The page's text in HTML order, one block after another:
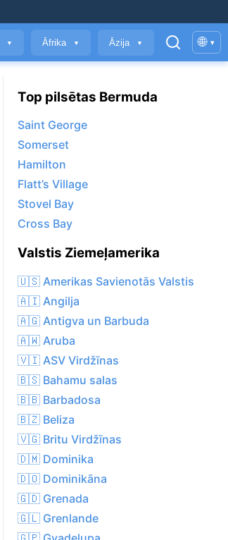
▼ Āfrika ▼ Āzija ▼ 🌐 ▾
Top pilsētas Bermuda
Saint George
Somerset
Hamilton
Flatt’s Village
Stovel Bay
Cross Bay
Valstis Ziemeļamerika
🇺🇸 Amerikas Savienotās Valstis
🇦🇮 Angilja
🇦🇬 Antigva un Barbuda
🇦🇼 Aruba
🇻🇮 ASV Virdžīnas
🇧🇸 Bahamu salas
🇧🇧 Barbadosa
🇧🇿 Beliza
🇻🇬 Britu Virdžīnas
🇩🇲 Dominika
🇩🇴 Dominikāna
🇬🇩 Grenada
🇬🇱 Grenlande